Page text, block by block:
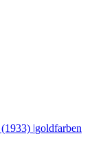
|goldfarben